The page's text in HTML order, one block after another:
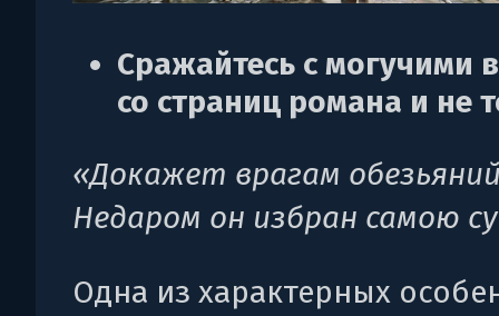
Сражайтесь с могучими
со страниц романа и не
«Докажет врагам
Недаром он избран самою
Одна из характерных